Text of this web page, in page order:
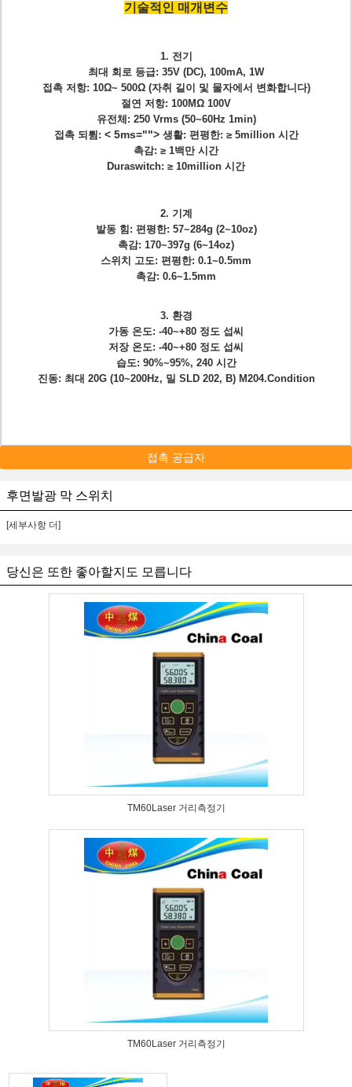
기술적인 매개변수
1. 전기
최대 회로 등급: 35V (DC), 100mA, 1W
접촉 저항: 10Ω~ 500Ω (자취 길이 및 물자에서 변화합니다)
절연 저항: 100MΩ 100V
유전체: 250 Vrms (50~60Hz 1min)
접촉 되튐: < 5ms=""> 생활: 편평한: ≥ 5million 시간
촉감: ≥ 1백만 시간
Duraswitch: ≥ 10million 시간
2. 기계
발동 힘: 편평한: 57~284g (2~10oz)
촉감: 170~397g (6~14oz)
스위치 고도: 편평한: 0.1~0.5mm
촉감: 0.6~1.5mm
3. 환경
가동 온도: -40~+80 정도 섭씨
저장 온도: -40~+80 정도 섭씨
습도: 90%~95%, 240 시간
진동: 최대 20G (10~200Hz, 밀 SLD 202, B) M204.Condition
접촉 공급자
후면발광 막 스위치
[세부사항 더]
당신은 또한 좋아할지도 모릅니다
TM60Laser 거리측정기
TM60Laser 거리측정기